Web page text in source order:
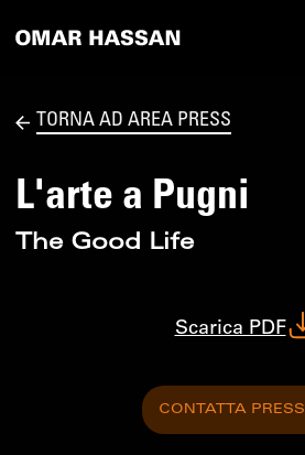
TORNA AD AREA PRESS
L'arte a Pugni
The Good Life
Scarica PDF
CONTATTA PRESS